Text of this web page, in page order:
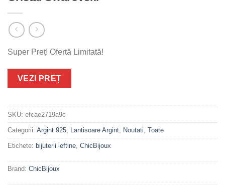
Super Preț! Ofertă Limitată!
VEZI PREȚ
SKU: efcae2719a9c
Categorii: Argint 925 Lantisoare Argint Noutati Toate
Etichete: bijuterii ieftine ChicBijoux
Brand: ChicBijoux